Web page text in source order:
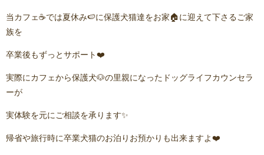
当カフェ☕️では夏休み🍉に保護犬猫達をお家🏠に迎えて下さるご家
族を
卒業後もずっとサポート❤️
実際にカフェから保護犬🐶の里親になったドッグライフカウンセラ
ーが
実体験を元にご相談を承ります✨
帰省や旅行時に卒業犬猫のお泊りお預かりも出来ますよ❤️